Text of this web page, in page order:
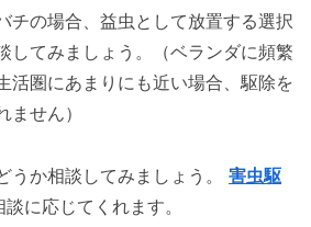
チの場合、益虫として放置する選択
してみましょう。（ベランダに頻繁
活圏にあまりにも近い場合、駆除を
せん）
うか相談してみましょう。 害虫駆
に応じてくれます。